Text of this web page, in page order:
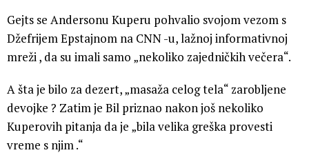
Gejts se Andersonu Kuperu pohvalio svojom vezom s
Džefrijem Epstajnom na CNN -u, lažnoj informativnoj
mreži , da su imali samo „nekoliko zajedničkih večera“.
A šta je bilo za dezert, „masaža celog tela“ zarobljene
devojke ? Zatim je Bil priznao nakon još nekoliko
Kuperovih pitanja da je „bila velika greška provesti
vreme s njim .“